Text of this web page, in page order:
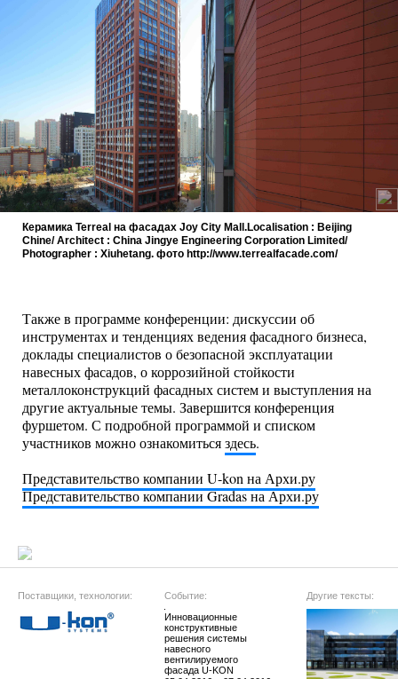
Керамика Terreal на фасадах Joy City Mall.Localisation : Beijing
Chine/ Architect : China Jingye Engineering Corporation Limited/
Photographer : Xiuhetang. фото http://www.terrealfacade.com/
Также в программе конференции: дискуссии об
инструментах и тенденциях ведения фасадного бизнеса,
доклады специалистов о безопасной эксплуатации
навесных фасадов, о коррозийной стойкости
металлоконструкций фасадных систем и выступления на
другие актуальные темы. Завершится конференция
фуршетом. С подробной программой и списком
участников можно ознакомитьсяздесь.
Представительство компании U-kon на Архи.ру
Представительство компании Gradas на Архи.ру
Поставщики, технологии:
Событие:
Инновационные
конструктивные
решения системы
навесного
вентилируемого
фасада U-KON
Другие тексты: